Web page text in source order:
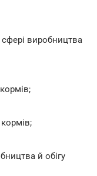
виробництва
й обігу